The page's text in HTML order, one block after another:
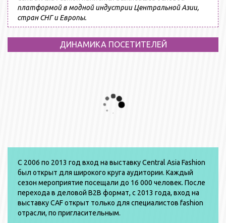
платформой в модной индустрии Центральной Азии,
стран СНГ и Европы.
ДИНАМИКА ПОСЕТИТЕЛЕЙ
С 2006 по 2013 год вход на выставку Central Asia Fashion
был открыт для широкого круга аудитории. Каждый
сезон мероприятие посещали до 16 000 человек. После
перехода в деловой B2B формат, с 2013 года, вход на
выставку CAF открыт только для специалистов fashion
отрасли, по пригласительным.